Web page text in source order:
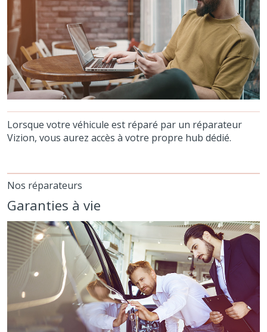
Lorsque votre véhicule est réparé par un réparateur
Vizion, vous aurez accès à votre propre hub dédié.
Nos réparateurs
Garanties à vie